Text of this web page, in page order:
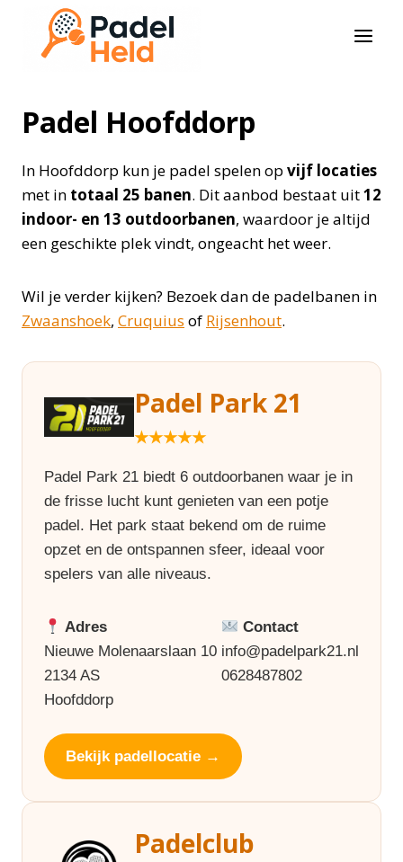
Doorgaan
inhoud
Padel Hoofddorp
In Hoofddorp kun je padel spelen op vijf locaties
met in totaal 25 banen. Dit aanbod bestaat uit12
indoor- en 13 outdoorbanen, waardoor je altijd
een geschikte plek vindt, ongeacht het weer.
Wil je verder kijken? Bezoek dan de padelbanen in
Zwaanshoek, Cruquius of Rijsenhout.
Padel Park 21
★★★★★
Padel Park 21 biedt 6 outdoorbanen waar je in
de frisse lucht kunt genieten van een potje
padel. Het park staat bekend om de ruime
opzet en de ontspannen sfeer, ideaal voor
spelers van alle niveaus.
Adres
Nieuwe Molenaarslaan 10
2134 AS
Hoofddorp
Contact
info@padelpark21.nl
0628487802
Bekijk padellocatie →
Padelclub